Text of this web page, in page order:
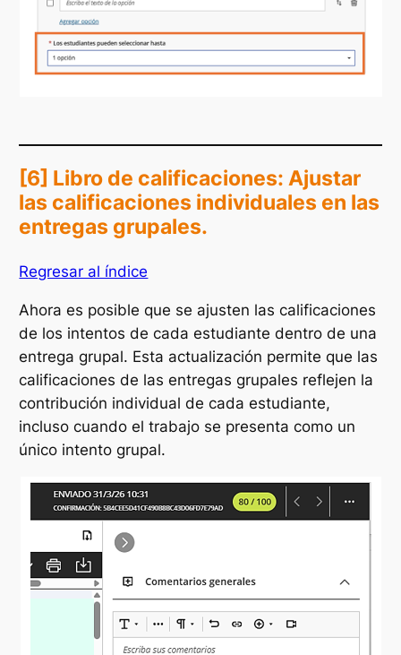
[6] Libro de calificaciones: Ajustar
las calificaciones individuales en las
entregas grupales.
Regresar al índice
Ahora es posible que se ajusten las calificaciones
de los intentos de cada estudiante dentro de una
entrega grupal. Esta actualización permite que las
calificaciones de las entregas grupales reflejen la
contribución individual de cada estudiante,
incluso cuando el trabajo se presenta como un
único intento grupal.